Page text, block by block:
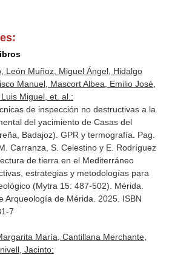
León Muñoz, Miguel Ángel, Hidalgo
Manuel, Mascort Albea, Emilio José,
Miguel, et. al.:
de inspección no destructivas a la
del yacimiento de Casas del
Badajoz). GPR y termografía. Pag.
Carranza, S. Celestino y E. Rodríguez
de tierra en el Mediterráneo
estrategias y metodologías para
(Mytra 15: 487-502) . Mérida.
Arqueología de Mérida. 2025. ISBN
7
María, Cantillana Merchante,
Jacinto: